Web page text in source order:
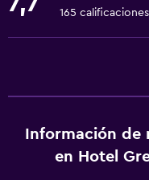
Baño público
Ducha
Servicios básicos
Wifi gratis
165
Información de
en Hotel